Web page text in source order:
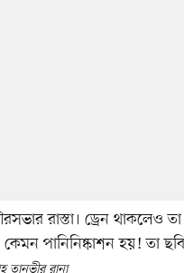
রাস্তা। ড্রেন থাকলেও
পানিনিষ্কাশন হয়! তা